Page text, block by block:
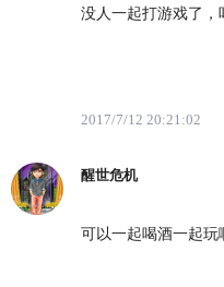
没人一起打游戏了，
2017/7/12 20:21:02
醒世危机
可以一起喝酒一起